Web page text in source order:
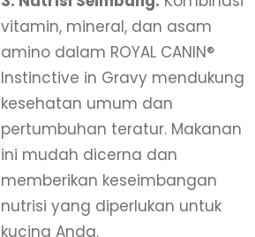
vitamin, mineral, dan asam
amino dalam ROYAL CANIN®
Instinctive in Gravy mendukung
kesehatan umum dan
pertumbuhan teratur. Makanan
ini mudah dicerna dan
memberikan keseimbangan
nutrisi yang diperlukan untuk
kucing Anda.